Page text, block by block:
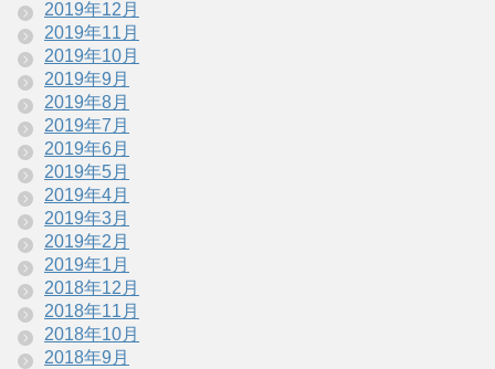
2019年12月
2019年11月
2019年10月
2019年9月
2019年8月
2019年7月
2019年6月
2019年5月
2019年4月
2019年3月
2019年2月
2019年1月
2018年12月
2018年11月
2018年10月
2018年9月